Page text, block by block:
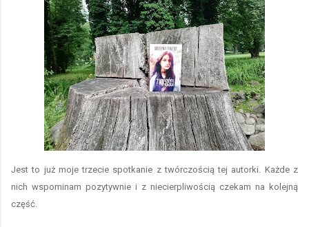
Jest to już moje trzecie spotkanie z twórczością tej autorki. Każde z
nich wspominam pozytywnie i z niecierpliwością czekam na kolejną
część.